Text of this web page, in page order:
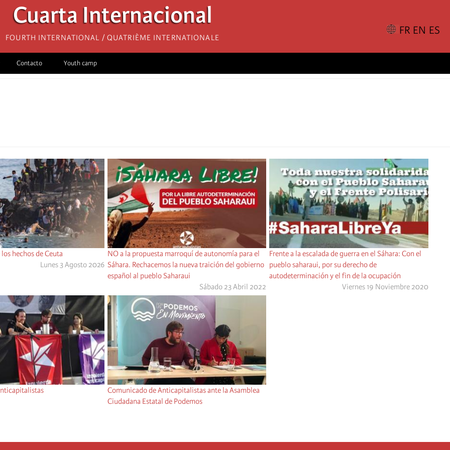
Cuarta Internacional
Fourth International / Quatrième internationale
Contacto Youth camp
hechos de Ceuta
Lunes 3 Agosto 2026
NO a la propuesta marroquí de autonomía para el
Sáhara. Rechacemos la nueva traición del gobierno
español al pueblo Saharaui
Sábado 23 Abril 2022
Frente a la escalada de guerra en el Sáhara: Con el
pueblo saharaui, por su derecho de
autodeterminación y el fin de la ocupación
Viernes 19 Noviembre 2020
Comunicado de Anticapitalistas ante la Asamblea
Ciudadana Estatal de Podemos